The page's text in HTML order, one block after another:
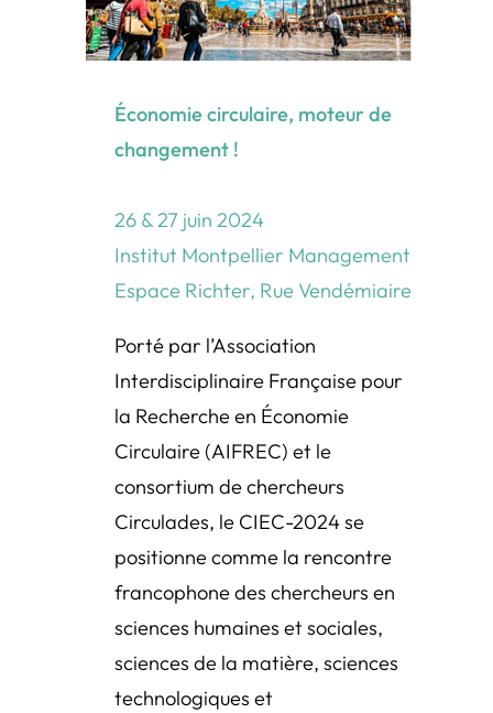
Économie circulaire, moteur de
changement !
26 & 27 juin 2024
Institut Montpellier Management
Espace Richter, Rue Vendémiaire
Porté par l’Association
Interdisciplinaire Française pour
la Recherche en Économie
Circulaire (AIFREC) et le
consortium de chercheurs
Circulades, le CIEC-2024 se
positionne comme la rencontre
francophone des chercheurs en
sciences humaines et sociales,
sciences de la matière, sciences
technologiques et